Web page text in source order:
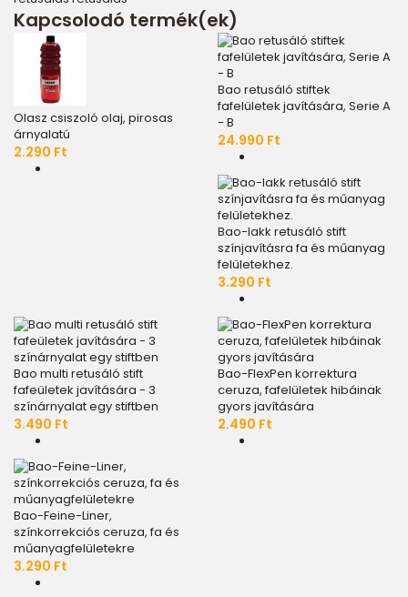
Kapcsolodó termék(ek)
Olasz csiszoló olaj, pirosas
árnyalatú
2.290 Ft
Bao retusáló stiftek
fafelületek javítására, Serie A
- B
24.990 Ft
Bao-lakk retusáló stift
színjavításra fa és műanyag
felületekhez.
3.290 Ft
Bao multi retusáló stift
fafeületek javítására - 3
színárnyalat egy stiftben
3.490 Ft
Bao-FlexPen korrektura
ceruza, fafelületek hibáinak
gyors javítására
2.490 Ft
Bao-Feine-Liner,
színkorrekciós ceruza, fa és
műanyagfelületekre
3.290 Ft